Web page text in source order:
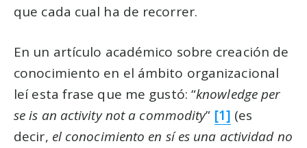
que cada cual ha de recorrer.
En un artículo académico sobre creación de
conocimiento en el ámbito organizacional
leí esta frase que me gustó: knowledge per
se is an activity not a commodity [1] (es
decir, el conocimiento en sí es una actividad no